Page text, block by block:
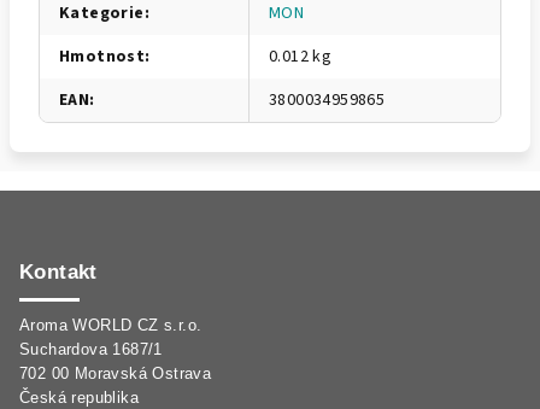
Kategorie:
MON
Hmotnost:
0.012 kg
EAN: 3800034959865
Kontakt
Aroma WORLD CZ s.r.o.
Suchardova 1687/1
702 00 Moravská Ostrava
Česká republika